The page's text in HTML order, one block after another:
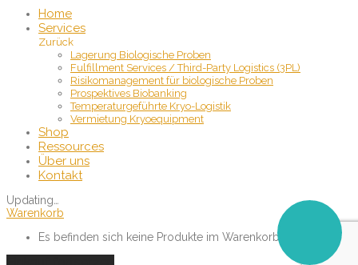
Home
Services
Zurück
Lagerung Biologische Proben
Fulfillment Services / Third-Party Logistics (3PL)
Risikomanagement für biologische Proben
Prospektives Biobanking
Temperaturgeführte Kryo-Logistik
Vermietung Kryoequipment
Shop
Ressources
Über uns
Kontakt
Updating…
Warenkorb
Es befinden sich keine Produkte im Warenkorb.